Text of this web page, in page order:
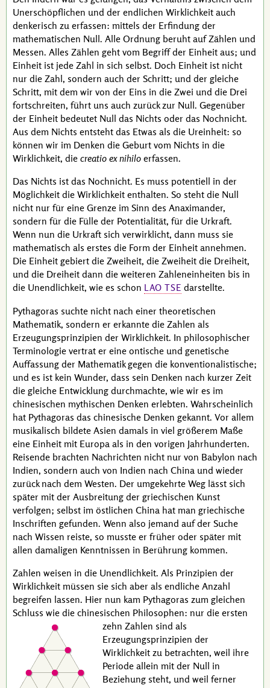
Unerschöpflichen und der endlichen Wirklichkeit auch
denkerisch zu erfassen: mittels der Erfindung der
mathematischen Null. Alle Ordnung beruht auf Zählen und
Messen. Alles Zählen geht vom Begriff der Einheit aus; und
Einheit ist jede Zahl in sich selbst. Doch Einheit ist nicht
nur die Zahl, sondern auch der Schritt; und der gleiche
Schritt, mit dem wir von der Eins in die Zwei und die Drei
fortschreiten, führt uns auch zurück zur Null. Gegenüber
der Einheit bedeutet Null das Nichts oder das Nochnicht.
Aus dem Nichts entsteht das Etwas als die Ureinheit: so
können wir im Denken die Geburt vom Nichts in die
Wirklichkeit, die creatio ex nihilo erfassen.
Das Nichts ist das Nochnicht. Es muss potentiell in der
Möglichkeit die Wirklichkeit enthalten. So steht die Null
nicht nur für eine Grenze im Sinn des Anaximander,
sondern für die Fülle der Potentialität, für die Urkraft.
Wenn nun die Urkraft sich verwirklicht, dann muss sie
mathematisch als erstes die Form der Einheit annehmen.
Die Einheit gebiert die Zweiheit, die Zweiheit die Dreiheit,
und die Dreiheit dann die weiteren Zahleneinheiten bis in
die Unendlichkeit, wie es schon LAO TSE darstellte.
Pythagoras suchte nicht nach einer theoretischen
Mathematik, sondern er erkannte die Zahlen als
Erzeugungsprinzipien der Wirklichkeit. In philosophischer
Terminologie vertrat er eine ontische und genetische
Auffassung der Mathematik gegen die konventionalistische;
und es ist kein Wunder, dass sein Denken nach kurzer Zeit
die gleiche Entwicklung durchmachte, wie wir es im
chinesischen mythischen Denken erlebten. Wahrscheinlich
hat Pythagoras das chinesische Denken gekannt. Vor allem
musikalisch bildete Asien damals in viel größerem Maße
eine Einheit mit Europa als in den vorigen Jahrhunderten.
Reisende brachten Nachrichten nicht nur von Babylon nach
Indien, sondern auch von Indien nach China und wieder
zurück nach dem Westen. Der umgekehrte Weg lässt sich
später mit der Ausbreitung der griechischen Kunst
verfolgen; selbst im östlichen China hat man griechische
Inschriften gefunden. Wenn also jemand auf der Suche
nach Wissen reiste, so musste er früher oder später mit
allen damaligen Kenntnissen in Berührung kommen.
Zahlen weisen in die Unendlichkeit. Als Prinzipien der
Wirklichkeit müssen sie sich aber als endliche Anzahl
begreifen lassen. Hier nun kam Pythagoras zum gleichen
Schluss wie die chinesischen Philosophen: nur die ersten
zehn Zahlen sind als
Erzeugungsprinzipien der
Wirklichkeit zu betrachten, weil ihre
Periode allein mit der Null in
Beziehung steht, und weil ferner